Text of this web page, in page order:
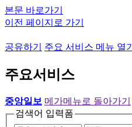
본문 바로가기
이전 페이지로 가기
공유하기 주요 서비스 메뉴 열기
주요서비스
중앙일보 메가메뉴로 돌아가기
검색어 입력폼